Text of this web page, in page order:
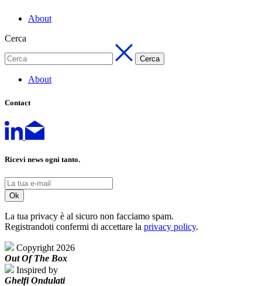
About
Cerca
About
Contact
Ricevi news ogni tanto.
La tua privacy è al sicuro non facciamo spam.
Registrandoti confermi di accettare la privacy policy.
Copyright 2026
Out Of The Box
Inspired by
Ghelfi Ondulati